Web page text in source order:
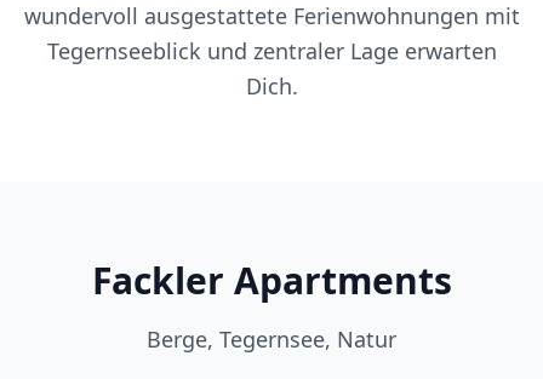
wundervoll ausgestattete Ferienwohnungen mit
Tegernseeblick und zentraler Lage erwarten
Dich.
Fackler Apartments
Berge, Tegernsee, Natur